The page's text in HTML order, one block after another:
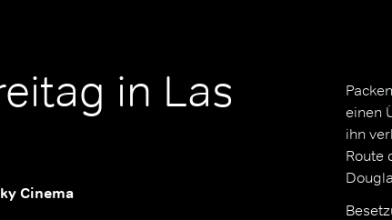
in Las
Cinema
einen
ihn
Route